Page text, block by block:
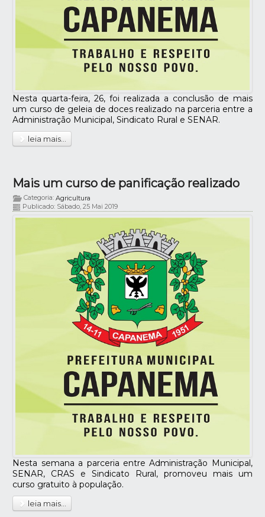
Nesta quarta-feira, 26, foi realizada a conclusão de mais
um curso de geleia de doces realizado na parceria entre a
Administração Municipal, Sindicato Rural e SENAR.
leia mais...
Mais um curso de panificação realizado
Categoria:Agricultura
Publicado: Sábado, 25 Mai 2019
Nesta semana a parceria entre Administração Municipal,
SENAR, CRAS e Sindicato Rural, promoveu mais um
curso gratuito à população.
leia mais...